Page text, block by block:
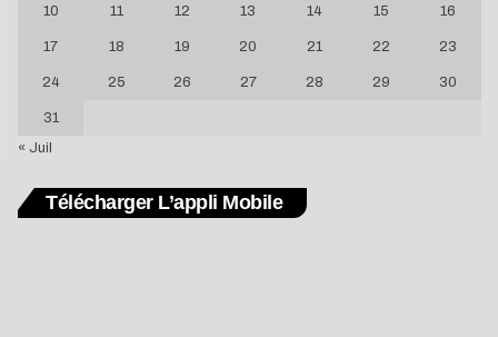
10 11 12 13 14 15 16
17 18 19 20 21 22 23
24 25 26 27 28 29 30
31
« Juil
Télécharger L’appli Mobile